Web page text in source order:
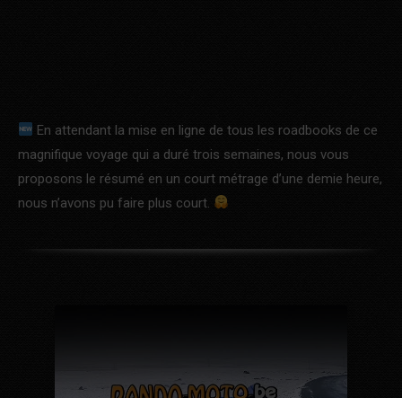
En attendant la mise en ligne de tous les roadbooks de ce
magnifique voyage qui a duré trois semaines, nous vous
proposons le résumé en un court métrage d’une demie heure,
nous n’avons pu faire plus court.